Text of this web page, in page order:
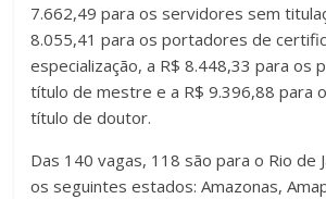
7.662,49 para os servidores sem
8.055,41 para os portadores de
especialização, a R$ 8.448,33 para os
título de mestre e a R$ 9.396,88 para
título de doutor.
Das 140 vagas, 118 são para o Rio de
os seguintes estados: Amazonas,